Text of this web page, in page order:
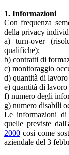
1. Informazioni
Con frequenza
della privacy
a) turn-over
qualifiche);
b) contratti di
c) monitoraggio
d) quantità di
e) quantità di lavoro
f) numero degli
g) numero disabili
Le informazioni
quelle previste
2000 così come
aziendale del 3